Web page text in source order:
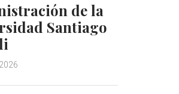
de la
Santiago